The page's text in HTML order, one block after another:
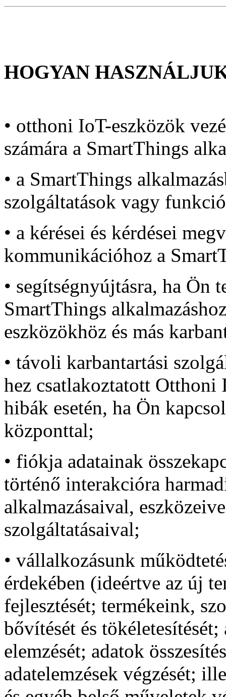
HOGYAN
• otthoni IoT-eszközök
számára a SmartThings
• a SmartThings
szolgáltatások vagy
• a kérései és kérdései
kommunikációhoz a
• segítségnyújtásra, ha Ön
SmartThings
eszközökhöz és más
• távoli karbantartási
hez csatlakoztatott Otthoni
hibák esetén, ha Ön
központtal;
• fiókja adatainak
történő interakcióra
alkalmazásaival,
szolgáltatásaival;
• vállalkozásunk
érdekében (ideértve az új
fejlesztését; termékeink,
bővítését és
elemzését; adatok
adatelemzések végzését;